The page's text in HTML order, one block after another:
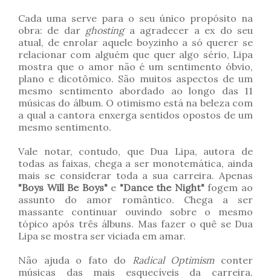
Cada uma serve para o seu único propósito na
obra: de dar ghostinga agradecer a ex do seu
atual, de enrolar aquele boyzinho a só querer se
relacionar com alguém que quer algo sério, Lipa
mostra que o amor não é um sentimento óbvio,
plano e dicotômico. São muitos aspectos de um
mesmo sentimento abordado ao longo das 11
músicas do álbum. O otimismo está na beleza com
a qual a cantora enxerga sentidos opostos de um
mesmo sentimento.
Vale notar, contudo, que Dua Lipa, autora de
todas as faixas, chega a ser monotemática, ainda
mais se considerar toda a sua carreira. Apenas
"Boys Will Be Boys"e "Dance the Night"fogem ao
assunto do amor romântico. Chega a ser
massante continuar ouvindo sobre o mesmo
tópico após três álbuns. Mas fazer o quê se Dua
Lipa se mostra ser viciada em amar.
Não ajuda o fato do
Radical Optimism conter
músicas das mais esquecíveis da carreira.